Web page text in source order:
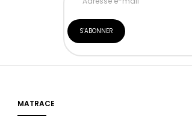
MATRACE